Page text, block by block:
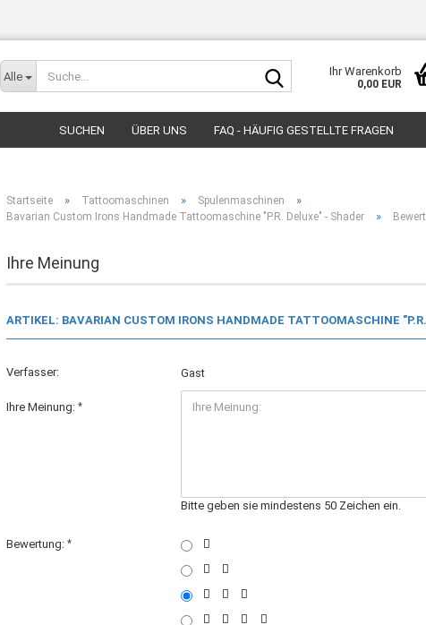
Alle
Suche...Ihr Warenkorb
0,00 EUR
SUCHEN ÜBER UNS FAQ - HÄUFIG GESTELLTE FRAGEN
Startseite » Tattoomaschinen » Spulenmaschinen »
Bavarian Custom Irons Handmade Tattoomaschine "P.R. Deluxe" - Shader »
Ihre Meinung
ARTIKEL: BAVARIAN CUSTOM IRONS HANDMADE TATTOOMASCHINE
Verfasser: Gast
Ihre Meinung:
Bitte geben sie mindestens 50 Zeichen ein.
Bewertung: